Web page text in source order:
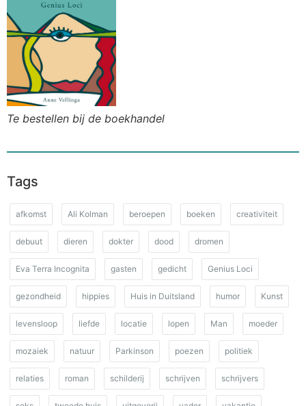
Te bestellen bij de boekhandel
Tags
afkomst Ali Kolman beroepen boeken creativiteit
debuut dieren dokter dood dromen
Eva Terra Incognita gasten gedicht Genius Loci
gezondheid hippies Huis in Duitsland humor Kunst
levensloop liefde locatie lopen Man moeder
mozaiek natuur Parkinson poezen politiek
relaties roman schilderij schrijven schrijvers